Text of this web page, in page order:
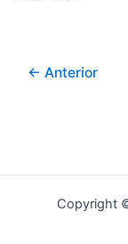
← Anterior
Copyright